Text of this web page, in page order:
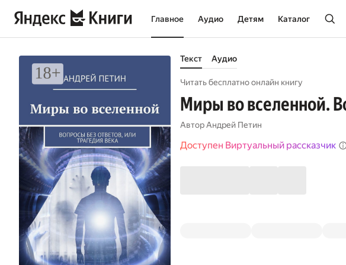
Главное Аудио Детям Каталог
Текст Аудио
Читать бесплатно онлайн книгу
Миры во вселенной.
АвторАндрей Петин
Доступен Виртуальный рассказчик